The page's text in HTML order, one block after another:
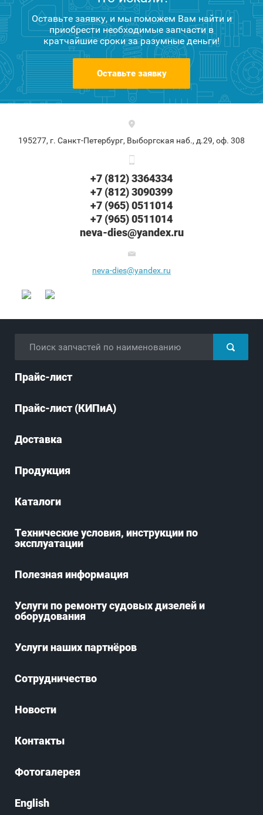
Оставьте заявку, и мы поможем Вам найти и
приобрести необходимые запчасти в
кратчайшие сроки за разумные деньги!
Оставьте заявку
195277, г. Санкт-Петербург, Выборгская наб., д.29, оф. 308
+7 (812) 3364334
+7 (812) 3090399
+7 (965) 0511014
+7 (965) 0511014
neva-dies@yandex.ru
neva-dies@yandex.ru
Прайс-лист
Прайс-лист (КИПиА)
Доставка
Продукция
Каталоги
Технические условия, инструкции по
эксплуатации
Полезная информация
Услуги по ремонту судовых дизелей и
оборудования
Услуги наших партнёров
Сотрудничество
Новости
Контакты
Фотогалерея
English